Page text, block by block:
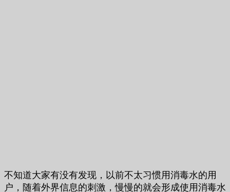
不知道大家有没有发现，以前不太习惯用消毒水的用
户，随着外界信息的刺激，慢慢的就会形成使用消毒水